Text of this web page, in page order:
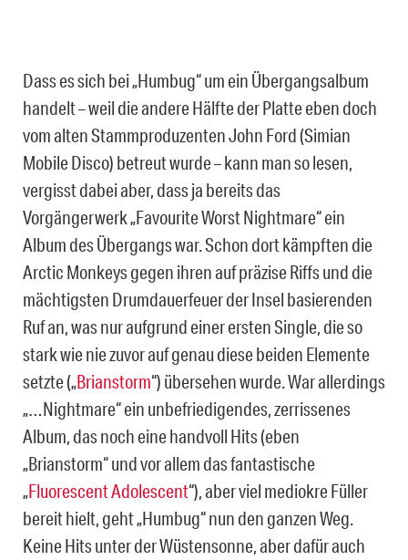
Dass es sich bei „Humbug“ um ein Übergangsalbum
handelt – weil die andere Hälfte der Platte eben doch
vom alten Stammproduzenten John Ford (Simian
Mobile Disco) betreut wurde – kann man so lesen,
vergisst dabei aber, dass ja bereits das
Vorgängerwerk „Favourite Worst Nightmare“ ein
Album des Übergangs war. Schon dort kämpften die
Arctic Monkeys gegen ihren auf präzise Riffs und die
mächtigsten Drumdauerfeuer der Insel basierenden
Ruf an, was nur aufgrund einer ersten Single, die so
stark wie nie zuvor auf genau diese beiden Elemente
setzte („Brianstorm“) übersehen wurde.War allerdings
„…Nightmare“ ein unbefriedigendes, zerrissenes
Album, das noch eine handvoll Hits (eben
„Brianstorm“ und vor allem das fantastische
„Fluorescent Adolescent“), aber viel mediokre Füller
bereit hielt, geht „Humbug“ nun den ganzen Weg.
Keine Hits unter der Wüstensonne, aber dafür auch